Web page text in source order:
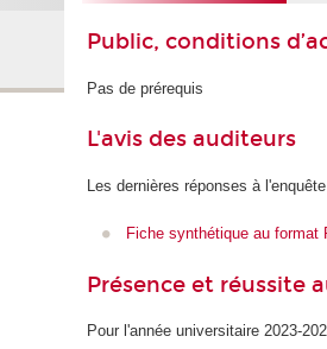
Public, conditions
Pas de prérequis
L'avis des auditeurs
Les dernières réponses à
Fiche synthétique au format
Présence et réussite
Pour l'année universitaire 2023-